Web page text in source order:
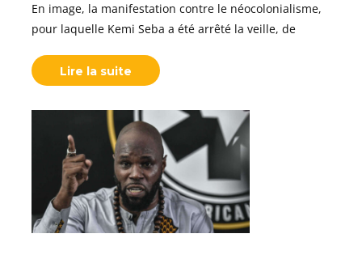
En image, la manifestation contre le néocolonialisme,
pour laquelle Kemi Seba a été arrêté la veille, de
Lire la suite